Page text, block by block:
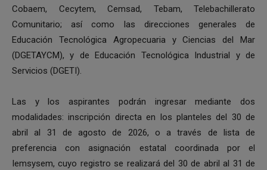
Cobaem, Cecytem, Cemsad, Tebam, Telebachillerato
Comunitario; así como las direcciones generales de
Educación Tecnológica Agropecuaria y Ciencias del Mar
(DGETAYCM), y de Educación Tecnológica Industrial y de
Servicios (DGETI).
Las y los aspirantes podrán ingresar mediante dos
modalidades: inscripción directa en los planteles del 30 de
abril al 31 de agosto de 2026, o a través de lista de
preferencia con asignación estatal coordinada por el
Iemsysem, cuyo registro se realizará del 30 de abril al 31 de